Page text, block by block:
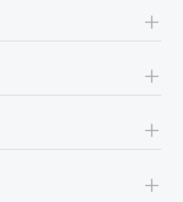
+
+
+
+